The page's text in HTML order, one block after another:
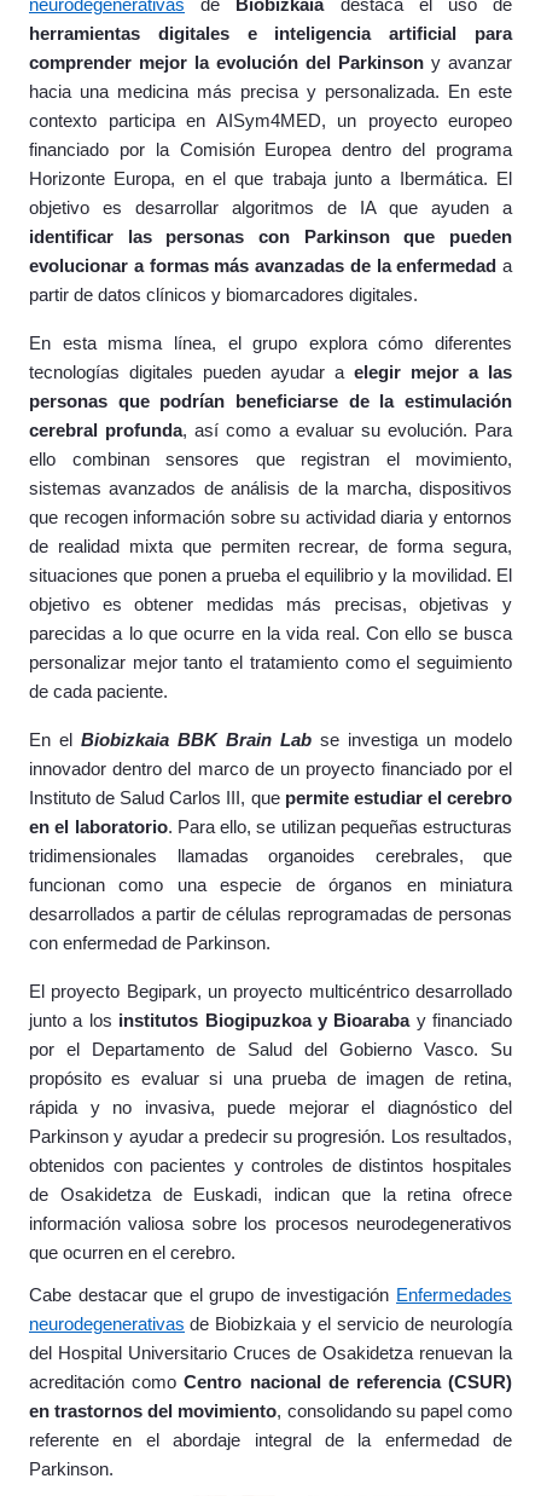
neurodegenerativas de Biobizkaiadestaca el uso de
herramientas digitales e inteligencia artificial para
comprender mejor la evolución del Parkinson y avanzar
hacia una medicina más precisa y personalizada. En este
contexto participa en AISym4MED, un proyecto europeo
financiado por la Comisión Europea dentro del programa
Horizonte Europa, en el que trabaja junto a Ibermática. El
objetivo es desarrollar algoritmos de IA que ayuden a
identificar las personas con Parkinson que pueden
evolucionar a formas más avanzadas de la enfermedad a
partir de datos clínicos y biomarcadores digitales.
En esta misma línea, el grupo explora cómo diferentes
tecnologías digitales pueden ayudar a elegir mejor a las
personas que podrían beneficiarse de la estimulación
cerebral profunda, así como a evaluar su evolución. Para
ello combinan sensores que registran el movimiento,
sistemas avanzados de análisis de la marcha, dispositivos
que recogen información sobre su actividad diaria y entornos
de realidad mixta que permiten recrear, de forma segura,
situaciones que ponen a prueba el equilibrio y la movilidad. El
objetivo es obtener medidas más precisas, objetivas y
parecidas a lo que ocurre en la vida real. Con ello se busca
personalizar mejor tanto el tratamiento como el seguimiento
de cada paciente.
En el Biobizkaia BBK Brain Lab se investiga un modelo
innovador dentro del marco de un proyecto financiado por el
Instituto de Salud Carlos III, que permite estudiar el cerebro
en el laboratorio. Para ello, se utilizan pequeñas estructuras
tridimensionales llamadas organoides cerebrales, que
funcionan como una especie de órganos en miniatura
desarrollados a partir de células reprogramadas de personas
con enfermedad de Parkinson.
El proyecto Begipark, un proyecto multicéntrico desarrollado
junto a los institutos Biogipuzkoa y Bioarabay financiado
por el Departamento de Salud del Gobierno Vasco. Su
propósito es evaluar si una prueba de imagen de retina,
rápida y no invasiva, puede mejorar el diagnóstico del
Parkinson y ayudar a predecir su progresión. Los resultados,
obtenidos con pacientes y controles de distintos hospitales
de Osakidetza de Euskadi, indican que la retina ofrece
información valiosa sobre los procesos neurodegenerativos
que ocurren en el cerebro.
Cabe destacar que el grupo de investigación Enfermedades
neurodegenerativas de Biobizkaia y el servicio de neurología
del Hospital Universitario Cruces de Osakidetza renuevan la
acreditación comoCentro nacional de referencia (CSUR)
en trastornos del movimiento, consolidando su papel como
referente en el abordaje integral de la enfermedad de
Parkinson.